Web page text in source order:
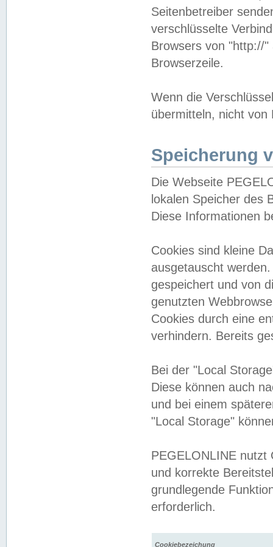
Seitenbetreiber
verschlüsselte
Browsers von "http://
Browserzeile.
Wenn die
übermitteln, nicht von
Speicherung
Die Webseite
lokalen Speicher des
Diese Informationen
Cookies sind kleine
ausgetauscht
gespeichert und von
genutzten
Cookies durch eine
verhindern. Bereits
Bei der "Local
Diese können auch
und bei einem
"Local Storage"
PEGELONLINE nutzt
und korrekte
grundlegende
erforderlich.
Cookiebezeichung